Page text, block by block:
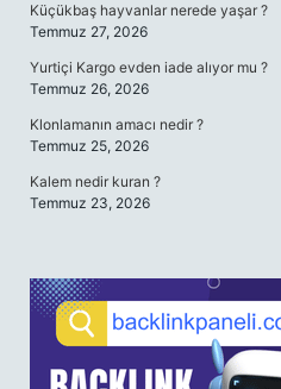
Küçükbaş hayvanlar nerede yaşar ?
Temmuz 27, 2026
Yurtiçi Kargo evden iade alıyor mu ?
Temmuz 26, 2026
Klonlamanın amacı nedir ?
Temmuz 25, 2026
Kalem nedir kuran ?
Temmuz 23, 2026